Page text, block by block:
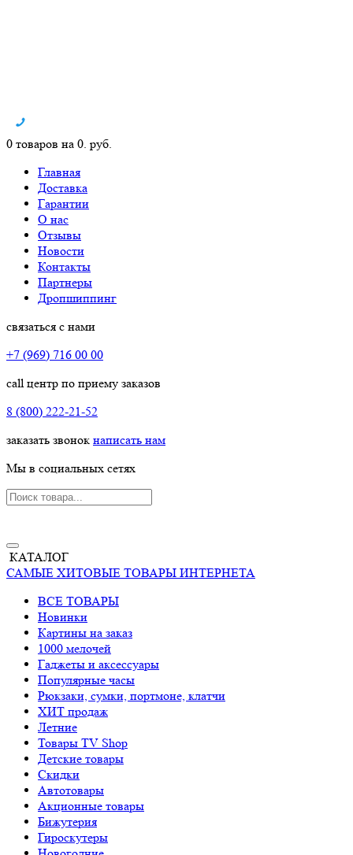
0 товаров на 0. руб.
Главная
Доставка
Гарантии
О нас
Отзывы
Новости
Контакты
Партнеры
Дропшиппинг
связаться с нами
+7 (969) 716 00 00
call центр по приему заказов
8 (800) 222-21-52
заказать звонок написать нам
Мы в социальных сетях
КАТАЛОГ
САМЫЕ ХИТОВЫЕ ТОВАРЫ ИНТЕРНЕТА
ВСЕ ТОВАРЫ
Новинки
Картины на заказ
1000 мелочей
Гаджеты и аксессуары
Популярные часы
Рюкзаки, сумки, портмоне, клатчи
ХИТ продаж
Летние
Товары TV Shop
Детские товары
Cкидки
Автотовары
Акционные товары
Бижутерия
Гироскутеры